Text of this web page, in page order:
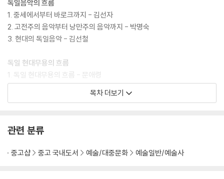
독일음악의 흐름
1. 중세에서부터 바로크까지 - 김선자
2. 고전주의 음악부터 낭만주의 음악까지 - 박명숙
3. 현대의 독일음악 - 김선철
독일 현대무용의 흐름
1. 독일 현대무용의 흐름 - 문애령
찾아보기(작품명 및 기타)
목차 더보기
관련 분류
중고샵 중고 국내도서 예술/대중문화 예술일반/예술사